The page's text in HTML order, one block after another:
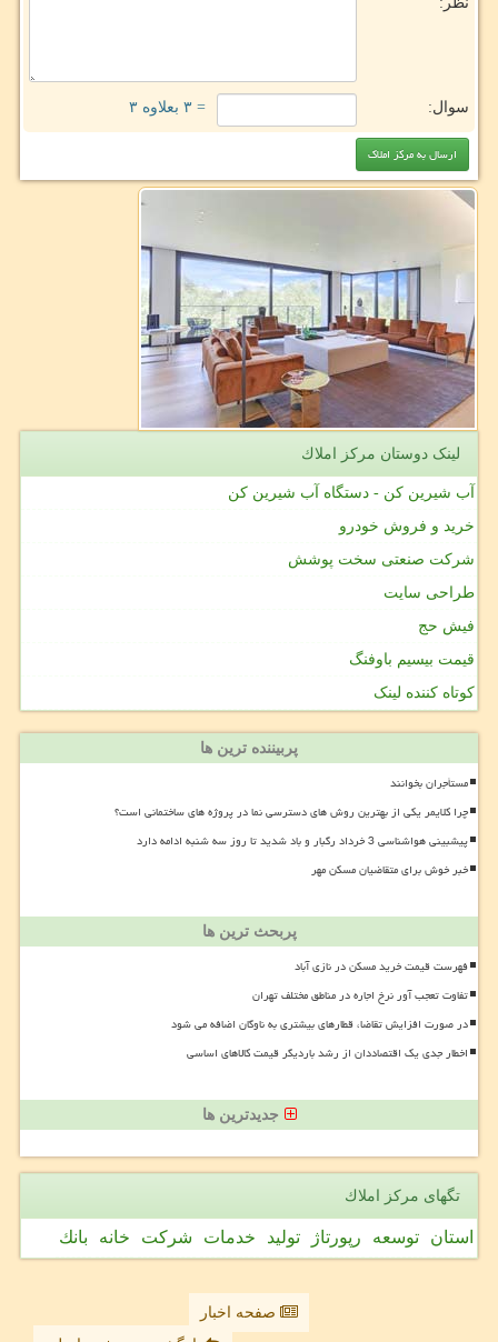
سوال: = ۳ بعلاوه ۳
لینک دوستان مركز املاك
آب شیرین کن - دستگاه آب شیرین کن
خرید و فروش خودرو
شرکت صنعتی سخت پوشش
طراحی سایت
فیش حج
قیمت بیسیم باوفنگ
کوتاه کننده لینک
پربیننده ترین ها
مستأجران بخوانند
چرا کلایمر یکی از بهترین روش های دسترسی نما در پروژه های ساختمانی است؟
پیشبینی هواشناسی 3 خرداد رگبار و باد شدید تا روز سه شنبه ادامه دارد
خبر خوش برای متقاضیان مسکن مهر
پربحث ترین ها
فهرست قیمت خرید مسکن در نازی آباد
تفاوت تعجب آور نرخ اجاره در مناطق مختلف تهران
در صورت افزایش تقاضا، قطارهای بیشتری به ناوگان اضافه می شود
اخطار جدی یک اقتصاددان از رشد باردیگر قیمت کالاهای اساسی
جدیدترین ها
تگهای مركز املاك
استان توسعه رپورتاژ تولید خدمات شركت خانه بانك
صفحه اخبار